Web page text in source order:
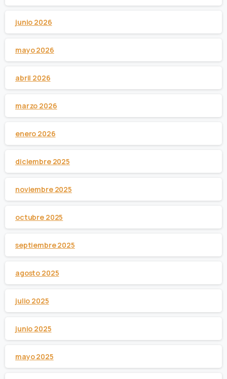
junio 2026
mayo 2026
abril 2026
marzo 2026
enero 2026
diciembre 2025
noviembre 2025
octubre 2025
septiembre 2025
agosto 2025
julio 2025
junio 2025
mayo 2025